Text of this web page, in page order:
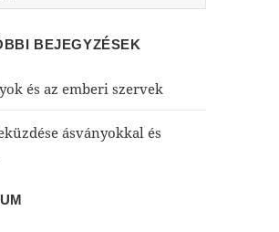
BEJEGYZÉSEK
és az emberi szervek
ásványokkal és